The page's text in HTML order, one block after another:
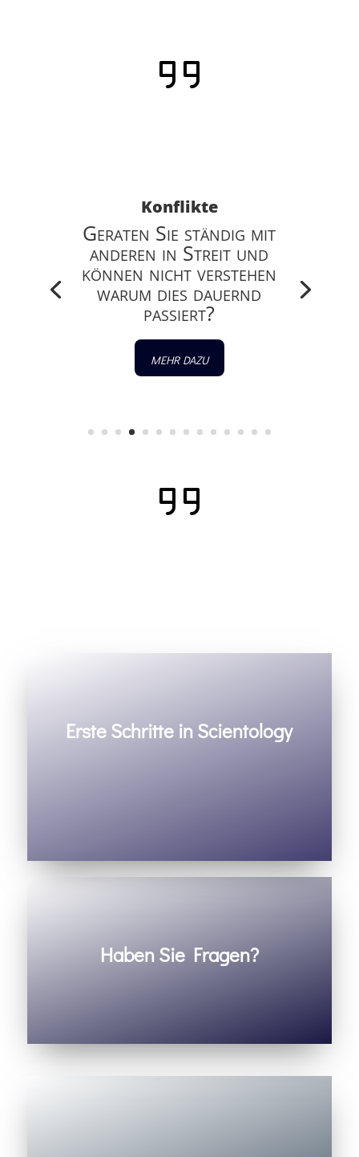
Konflikte
Geraten Sie ständig mit
anderen in Streit und
können nicht verstehen
warum dies dauernd
passiert?
mehr dazu
Erste Schritte in Scientology
Haben Sie Fragen?